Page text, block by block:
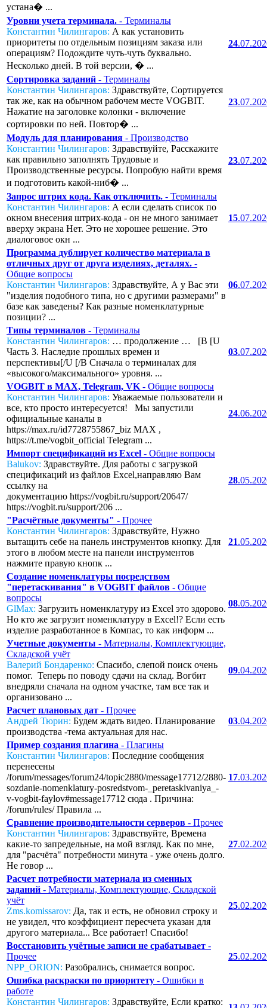
устана� ...
Уровни учета терминала. - Терминалы
Константин Чилингаров: А как установить
приоритеты по отдельным позициям заказа или
операциям? Подождите чуть-чуть буквально.
Несколько дней. В той версии, � ...
24
Сортировка заданий - Терминалы
Константин Чилингаров: Здравствуйте, Сортируется
так же, как на обычном рабочем месте VOGBIT.
Нажатие на заголовке колонки - включение
сортировки по ней. Повтор� ...
23
Модуль для планирования - Производство
Константин Чилингаров: Здравствуйте, Расскажите
как правильно заполнять Трудовые и
Производственные ресурсы. Попробую найти время
и подготовить какой-ниб� ...
23
Запрос штрих кода. Как отключить. - Терминалы
Константин Чилингаров: А если сделать список по
окном внесения штрих-кода - он не много занимает
вверху экрана Нет. Это не хорошее решение. Это
диалоговое окн ...
15
Программа дублирует количество материала в
отличных друг от друга изделиях, деталях. -
Общие вопросы
Константин Чилингаров: Здравствуйте, А у Вас эти
"изделия подобного типа, но с другими размерами" в
базе как заведены? Как разные номенклатурные
позиции? ...
06
Типы терминалов - Терминалы
Константин Чилингаров: … продолжение … [B [U
Часть 3. Наследие прошлых времен и
перспективы[/U [/B Сначала о терминалах для
«высокого/максимального» уровня. ...
03
VOGBIT в MAX, Telegram, VK - Общие вопросы
Константин Чилингаров: Уважаемые пользователи и
все, кто просто интересуется! Мы запустили
официальные каналы в
https://max.ru/id7728755867_biz MAX ,
https://t.me/vogbit_official Telegram ...
24
Импорт спецификаций из Excel - Общие вопросы
Balukov: Здравствуйте. Для работы с загрузкой
спецификаций из файлов Excel,направляю Вам
ссылку на
документацию https://vogbit.ru/support/20647/
https://vogbit.ru/support/206 ...
28
"Расчётные документы" - Прочее
Константин Чилингаров: Здравствуйте, Нужно
вытащить себе на панель инструментов кнопку. Для
этого в любом месте на панели инструментов
нажмите правую кнопк ...
21
Создание номенклатуры посредством
"перетаскивания" в VOGBIT файлов - Общие
вопросы
GlMax: Загрузить номенклатуру из Excel это здорово.
Но кто же загрузит номенклатуру в Excel!? Если есть
изделие разработанное в Компас, то как информ ...
08
Учетные документы - Материалы, Комплектующие,
Складской учёт
Валерий Бондаренко: Спасибо, слепой поиск очень
помог. Теперь по поводу сдачи на склад. Вогбит
внедряли сначала на одном участке, там все так и
организовано ...
09
Расчет плановых дат - Прочее
Андрей Тюрин: Будем ждать видео. Планирование
производства -тема актуальная для нас.
03
Пример создания плагина - Плагины
Константин Чилингаров: Последние сообщения
перенесены
/forum/messages/forum24/topic2880/message17712/2880-
sozdanie-nomenklatury-posredstvom-_peretaskivaniya_-
v-vogbit-faylov#message17712 сюда . Причина:
/forum/rules/ Правила ...
17
Сравнение производительности серверов - Прочее
Константин Чилингаров: Здравствуйте, Времена
какие-то запредельные, на мой взгляд. Как по мне,
для "расчёта" потребности минута - уже очень долго.
Не говор ...
27
Расчет потребности материала из сменных
заданий - Материалы, Комплектующие, Складской
учёт
Zms.komissarov: Да, так и есть, не обновил строку и
не увидел, что коэффициент пересчета указан для
другого материала... Все работает! Спасибо!
25
Восстановить учётные записи не срабатывает -
Прочее
NPP_ORION: Разобрались, снимается вопрос.
25
Ошибка раскраски по приоритету - Ошибки в
работе
Константин Чилингаров: Здравствуйте, Если кратко: